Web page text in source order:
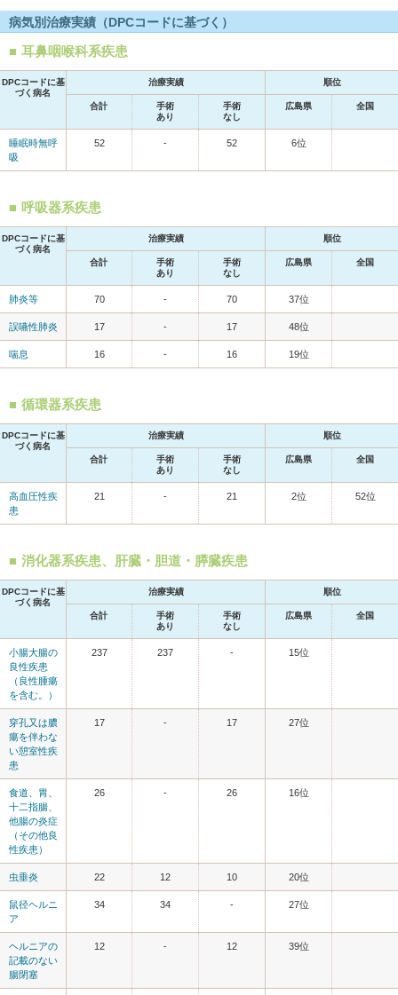
病気別治療実績（DPCコードに基づく）
耳鼻咽喉科系疾患
DPCコードに基
づく病名
治療実績 順位
合計
手術
あり
手術
なし
広島県 全国
睡眠時無呼
吸
52 - 52 6位
呼吸器系疾患
DPCコードに基
づく病名
治療実績 順位
合計
手術
あり
手術
なし
広島県 全国
肺炎等 70 - 70 37位
誤嚥性肺炎 17 - 17 48位
喘息 16 - 16 19位
循環器系疾患
DPCコードに基
づく病名
治療実績 順位
合計
手術
あり
手術
なし
広島県 全国
高血圧性疾
患
21 - 21 2位 52位
消化器系疾患、肝臓・胆道・膵臓疾患
DPCコードに基
づく病名
治療実績 順位
合計
手術
あり
手術
なし
広島県 全国
小腸大腸の
良性疾患
（良性腫瘍
を含む。）
237 237 - 15位
穿孔又は膿
瘍を伴わな
い憩室性疾
患
17 - 17 27位
食道、胃、
十二指腸、
他腸の炎症
（その他良
性疾患）
26 - 26 16位
虫垂炎 22 12 10 20位
鼠径ヘルニ
ア
34 34 - 27位
ヘルニアの
記載のない
腸閉塞
12 - 12 39位